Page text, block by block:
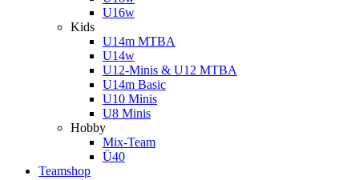
U16w
Kids
U14m MTBA
U14w
U12-Minis & U12 MTBA
U14m Basic
U10 Minis
U8 Minis
Hobby
Mix-Team
Ü40
Teamshop